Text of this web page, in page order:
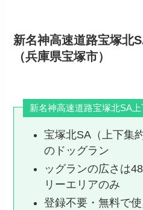
新名神高速道路宝塚北
（兵庫県宝塚市）
新名神高速道路宝塚北SA
宝塚北SA（上下集
のドッグラン
ッグランの広さは
リーエリアのみ
登録不要・無料で